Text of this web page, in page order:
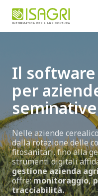
Il
per
Nelle aziende
dalla rotazione delle
fitosanitari, fino alla
strumenti digitali
gestione azienda
offre:monitoraggio,
tracciabilità.